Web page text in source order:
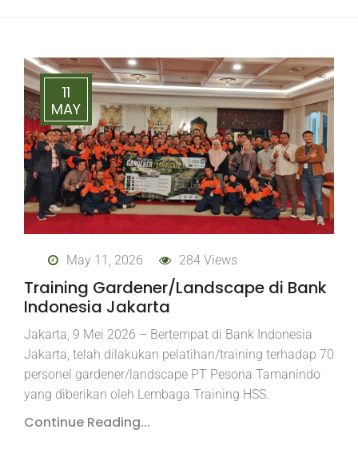
11
MAY
May 11, 2026 284 Views
Training Gardener/Landscape di Bank
Indonesia Jakarta
Jakarta, 9 Mei 2026 – Bertempat di Bank Indonesia
Jakarta, telah dilakukan pelatihan/training terhadap 70
personel gardener/landscape PT Pesona Tamanindo
yang diberikan oleh Lembaga Training HSS.
Continue Reading...